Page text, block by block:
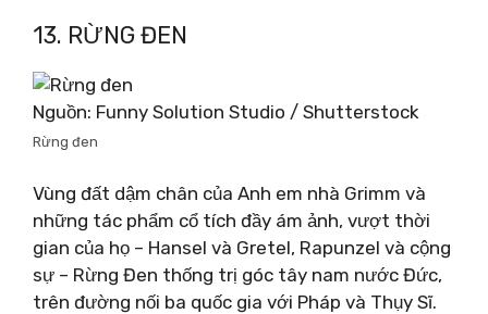
13. RỪNG ĐEN
Nguồn: Funny Solution Studio / Shutterstock
Rừng đen
Vùng đất dậm chân của Anh em nhà Grimm và
những tác phẩm cổ tích đầy ám ảnh, vượt thời
gian của họ – Hansel và Gretel, Rapunzel và cộng
sự – Rừng Đen thống trị góc tây nam nước Đức,
trên đường nối ba quốc gia với Pháp và Thụy Sĩ.